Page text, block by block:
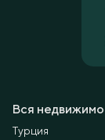
Вся
Турция